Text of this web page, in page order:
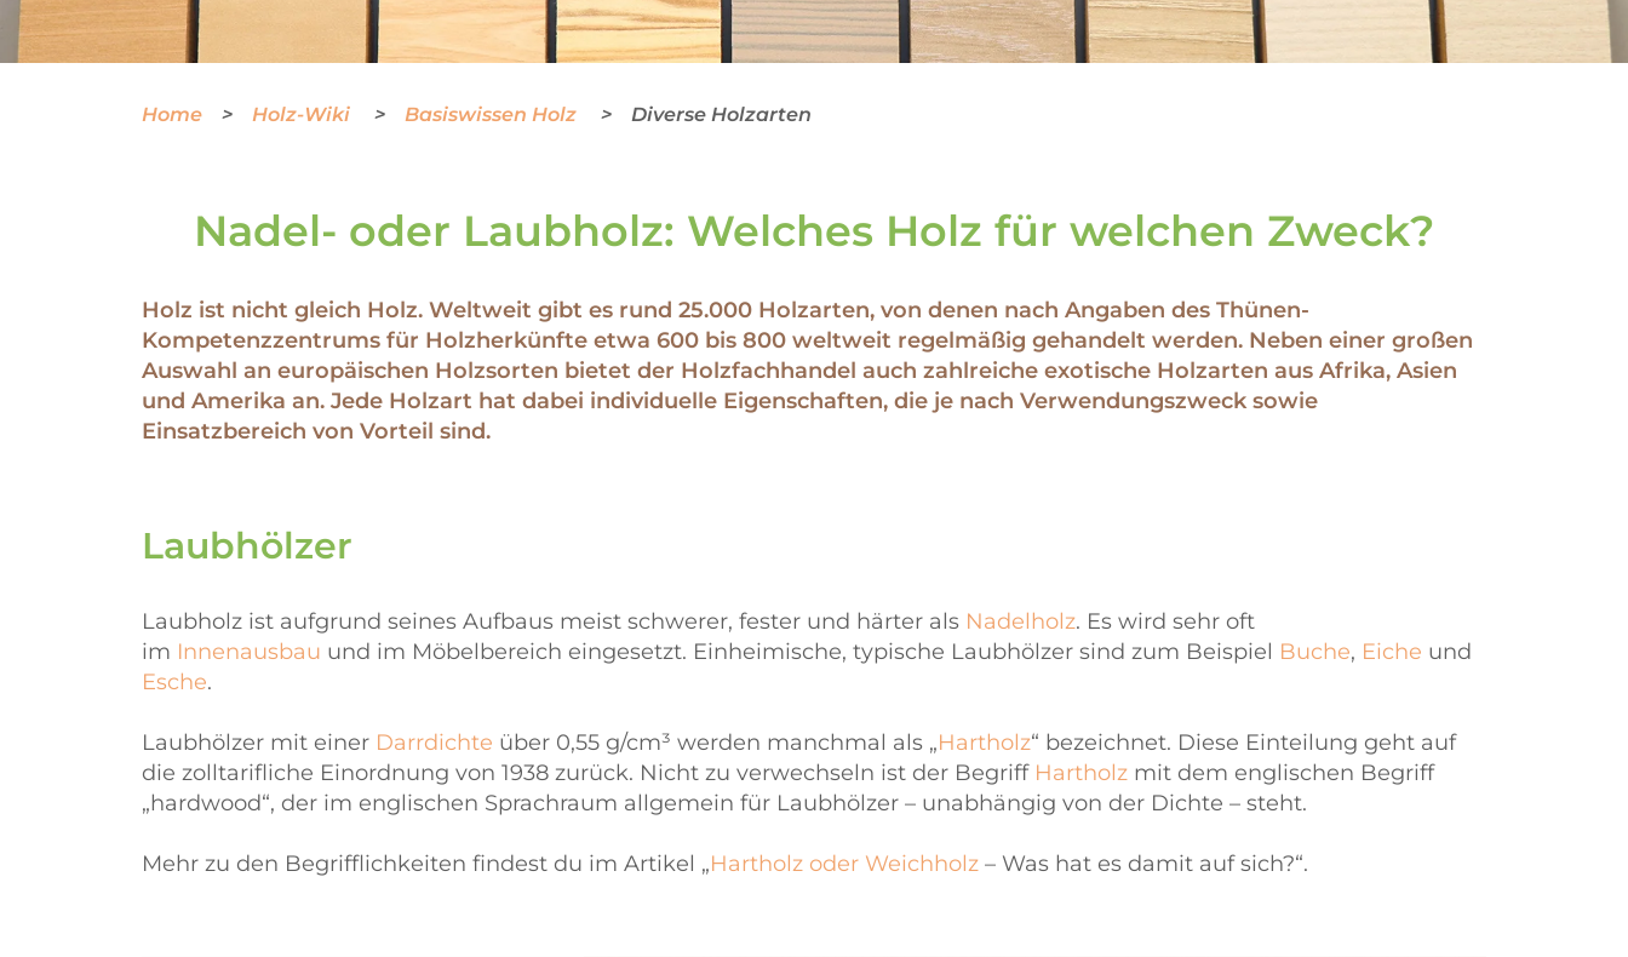
Home Holz-Wiki Basiswissen Holz Diverse Holzarten
Nadel- oder Laubholz: Welches Holz für welchen Zweck?
Holz ist nicht gleich Holz. Weltweit gibt es rund 25.000 Holzarten, von denen nach Angaben des Thünen-
Kompetenzzentrums für Holzherkünfte etwa 600 bis 800 weltweit regelmäßig gehandelt werden. Neben einer großen
Auswahl an europäischen Holzsorten bietet der Holzfachhandel auch zahlreiche exotische Holzarten aus Afrika, Asien
und Amerika an. Jede Holzart hat dabei individuelle Eigenschaften, die je nach Verwendungszweck sowie
Einsatzbereich von Vorteil sind.
Laubhölzer
Laubholz ist aufgrund seines Aufbaus meist schwerer, fester und härter als Nadelholz. Es wird sehr oft
im Innenausbau und im Möbelbereich eingesetzt. Einheimische, typische Laubhölzer sind zum Beispiel Buche, Eiche und
Esche.
Laubhölzer mit einer Darrdichte über 0,55 g/cm³ werden manchmal als „Hartholz“ bezeichnet. Diese Einteilung geht auf
die zolltarifliche Einordnung von 1938 zurück. Nicht zu verwechseln ist der Begriff Hartholz mit dem englischen Begriff
„hardwood“, der im englischen Sprachraum allgemein für Laubhölzer – unabhängig von der Dichte – steht.
Mehr zu den Begrifflichkeiten findest du im Artikel „Hartholz oder Weichholz – Was hat es damit auf sich?“.